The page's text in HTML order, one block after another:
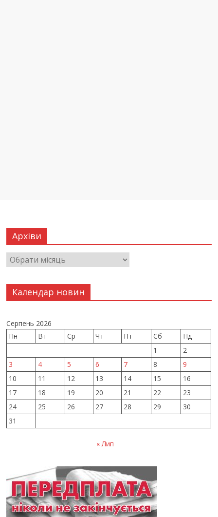
Архіви
Календар новин
Серпень 2026
Пн
Вт Ср Чт Пт Сб
Нд
1
2
3
4 5 6 7 8
9
10
11 12 13 14 15
16
17
18 19 20 21 22
23
24
25 26 27 28 29
30
31
« Лип